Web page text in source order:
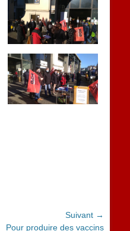
Suivant →
Article
Pour produire des vaccins